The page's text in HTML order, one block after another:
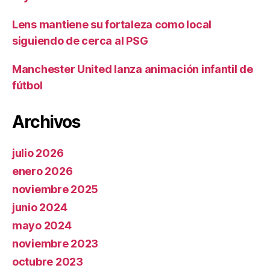
Lens mantiene su fortaleza como local
siguiendo de cerca al PSG
Manchester United lanza animación infantil de
fútbol
Archivos
julio 2026
enero 2026
noviembre 2025
junio 2024
mayo 2024
noviembre 2023
octubre 2023